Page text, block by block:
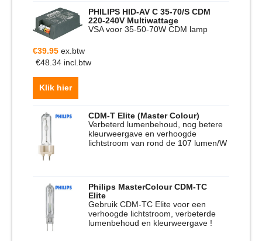
PHILIPS HID-AV C 35-70/S CDM
220-240V Multiwattage
VSA voor 35-50-70W CDM lamp
€39.95 ex.btw
€48.34 incl.btw
Klik hier
CDM-T Elite (Master Colour)
Verbeterd lumenbehoud, nog betere
kleurweergave en verhoogde
lichtstroom van rond de 107 lumen/W
Philips MasterColour CDM-TC
Elite
Gebruik CDM-TC Elite voor een
verhoogde lichtstroom, verbeterde
lumenbehoud en kleurweergave !